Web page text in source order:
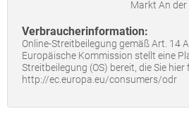
Markt An
Verbraucherinformation:
Online-Streitbeilegung gemäß Art. 14
Europäische Kommission stellt eine
Streitbeilegung (OS) bereit, die Sie hier
http://ec.europa.eu/consumers/odr